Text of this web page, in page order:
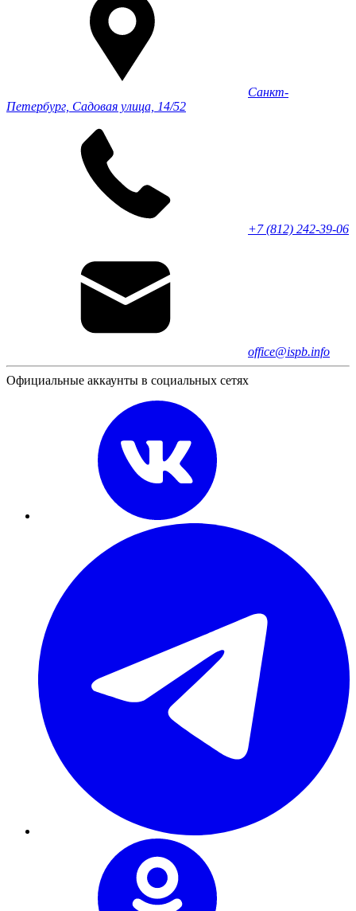
Санкт-
Петербург, Садовая улица, 14/52
+7 (812) 242-39-06
office@ispb.info
Официальные аккаунты в социальных сетях